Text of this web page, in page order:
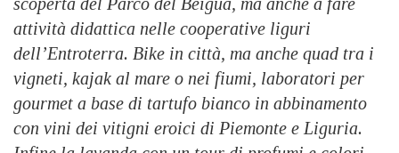
attività didattica nelle cooperative liguri
dell’Entroterra. Bike in città, ma anche quad tra i
vigneti, kajak al mare o nei fiumi, laboratori per
gourmet a base di tartufo bianco in abbinamento
con vini dei vitigni eroici di Piemonte e Liguria.